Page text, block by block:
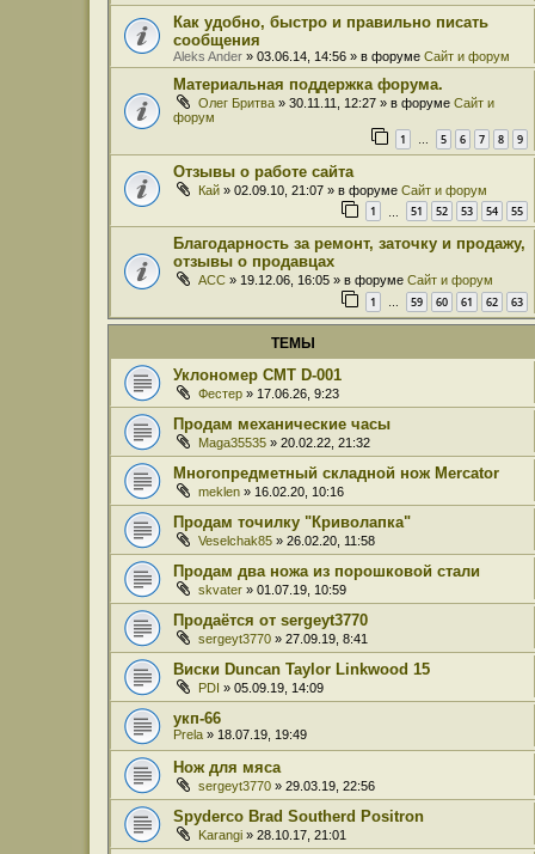
Как удобно, быстро и правильно писать
сообщения
Aleks Ander » 03.06.14, 14:56 » в форуме Сайт и форум
Материальная поддержка форума.
Олег Бритва » 30.11.11, 12:27 » в форуме Сайт и
форум
1 … 5 6 7 8 9
Отзывы о работе сайта
Кай » 02.09.10, 21:07 » в форуме Сайт и форум
1 51 52 53 54 55
Благодарность за ремонт, заточку и продажу,
отзывы о продавцах
ACC » 19.12.06, 16:05 » в форуме Сайт и форум
1 … 59 60 61 62 63
ТЕМЫ
Уклономер СМТ D-001
Фестер » 17.06.26, 9:23
Продам механические часы
Maga35535 » 20.02.22, 21:32
Многопредметный складной нож Mercator
meklen » 16.02.20, 10:16
Продам точилку "Криволапка"
Veselchak85 » 26.02.20, 11:58
Продам два ножа из порошковой стали
skvater » 01.07.19, 10:59
Продаётся от sergeyt3770
sergeyt3770 » 27.09.19, 8:41
Виски Duncan Taylor Linkwood 15
PDI » 05.09.19, 14:09
укп-66
Prela » 18.07.19, 19:49
Нож для мяса
sergeyt3770 » 29.03.19, 22:56
Spyderco Brad Southerd Positron
Karangi » 28.10.17, 21:01